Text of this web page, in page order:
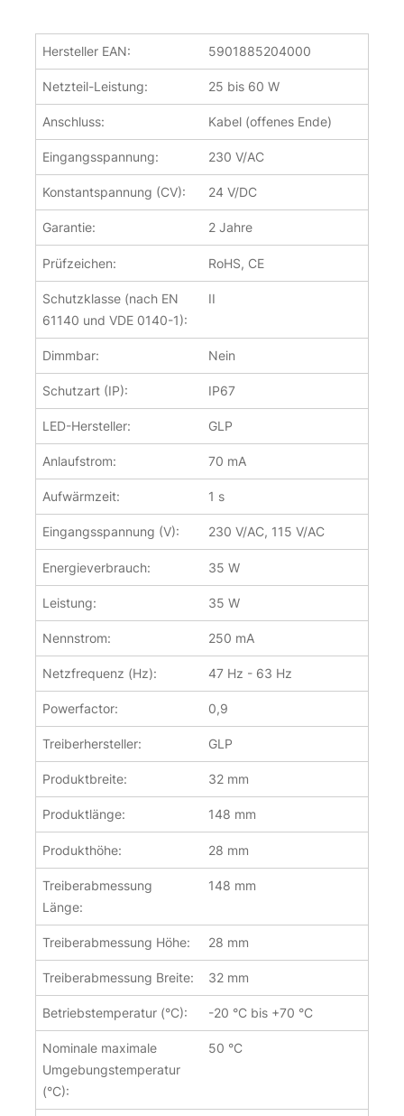
Hersteller EAN: 5901885204000
Netzteil-Leistung: 25 bis 60 W
Anschluss: Kabel (offenes Ende)
Eingangsspannung: 230 V/AC
Konstantspannung (CV): 24 V/DC
Garantie: 2 Jahre
Prüfzeichen: RoHS, CE
Schutzklasse (nach EN
61140 und VDE 0140-1):
II
Dimmbar: Nein
Schutzart (IP): IP67
LED-Hersteller: GLP
Anlaufstrom: 70 mA
Aufwärmzeit: 1 s
Eingangsspannung (V): 230 V/AC, 115 V/AC
Energieverbrauch: 35 W
Leistung: 35 W
Nennstrom: 250 mA
Netzfrequenz (Hz): 47 Hz - 63 Hz
Powerfactor: 0,9
Treiberhersteller: GLP
Produktbreite: 32 mm
Produktlänge: 148 mm
Produkthöhe: 28 mm
Treiberabmessung
Länge:
148 mm
Treiberabmessung Höhe: 28 mm
Treiberabmessung Breite: 32 mm
Betriebstemperatur (°C): -20 °C bis +70 °C
Nominale maximale
Umgebungstemperatur
(°C):
50 °C